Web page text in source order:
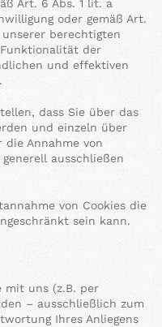
Art. 6 Abs. 1 lit. a
oder gemäß Art.
unserer berechtigten
der
und effektiven
dass Sie über das
und einzeln über
die Annahme von
ausschließen
von Cookies die
sein kann.
mit uns (z.B. per
– ausschließlich zum
Ihres Anliegens